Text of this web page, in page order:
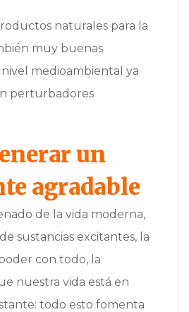
naturales para la
muy buenas
medioambiental ya
perturbadores
un
agradable
de la vida moderna,
sustancias excitantes, la
con todo, la
nuestra vida está en
todo esto fomenta